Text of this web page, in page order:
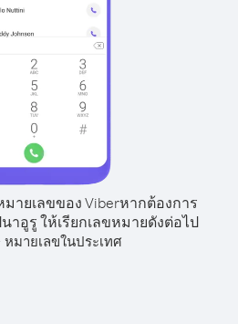
ายเลขของ Viberหากต้องการ
าอูรู ให้เรียกเลขหมายดังต่อไป
หมายเลขในประเทศ